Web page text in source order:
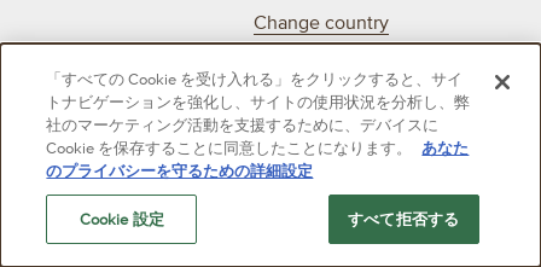
Change country
© 2026, Burt's Bees. All Rights Reserved
Member of the CLX family of brands
「すべての Cookie を受け入れる」をクリックすると、サイ
トナビゲーションを強化し、サイトの使用状況を分析し、弊
社のマーケティング活動を支援するために、デバイスに
Cookie を保存することに同意したことになります。
あなた
のプライバシーを守るための詳細設定
Cookie 設定 すべて拒否する